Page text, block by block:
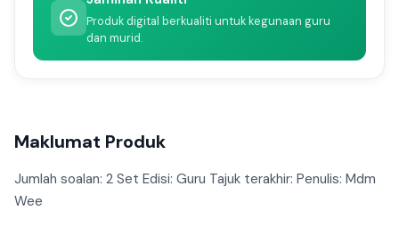
Produk digital berkualiti untuk kegunaan guru
dan murid.
Maklumat Produk
Jumlah soalan: 2 Set Edisi: Guru Tajuk terakhir: Penulis: Mdm
Wee